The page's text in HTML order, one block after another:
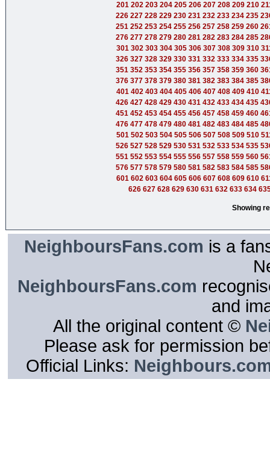
201 202 203 204 205 206 207 208 209 210
226 227 228 229 230 231 232 233 234 235
251 252 253 254 255 256 257 258 259 260
276 277 278 279 280 281 282 283 284 285
301 302 303 304 305 306 307 308 309 310
326 327 328 329 330 331 332 333 334 335
351 352 353 354 355 356 357 358 359 360
376 377 378 379 380 381 382 383 384 385
401 402 403 404 405 406 407 408 409 410
426 427 428 429 430 431 432 433 434 435
451 452 453 454 455 456 457 458 459 460
476 477 478 479 480 481 482 483 484 485
501 502 503 504 505 506 507 508 509 510
526 527 528 529 530 531 532 533 534 535
551 552 553 554 555 556 557 558 559 560
576 577 578 579 580 581 582 583 584 585
601 602 603 604 605 606 607 608 609 610
626 627 628 629 630 631 632 633 634
Showing
NeighboursFans.com is a
NeighboursFans.com
and
All the original content ©
Please ask for permission
Official Links: